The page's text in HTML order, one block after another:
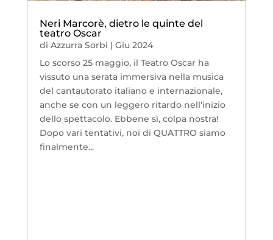
Neri Marcorè, dietro le quinte del
teatro Oscar
di Azzurra Sorbi | Giu 2024
Lo scorso 25 maggio, il Teatro Oscar ha
vissuto una serata immersiva nella musica
del cantautorato italiano e internazionale,
anche se con un leggero ritardo nell'inizio
dello spettacolo. Ebbene sì, colpa nostra!
Dopo vari tentativi, noi di QUATTRO siamo
finalmente...